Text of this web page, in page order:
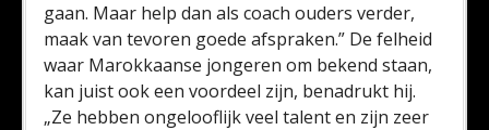
gaan. Maar help dan als coach ouders verder,
maak van tevoren goede afspraken.” De felheid
waar Marokkaanse jongeren om bekend staan,
kan juist ook een voordeel zijn, benadrukt hij.
„Ze hebben ongelooflijk veel talent en zijn zeer